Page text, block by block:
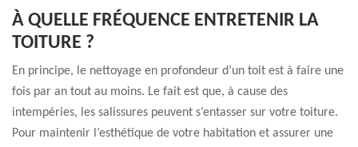
À QUELLE FRÉQUENCE ENTRETENIR LA
TOITURE ?
En principe, le nettoyage en profondeur d’un toit est à faire une
fois par an tout au moins. Le fait est que, à cause des
intempéries, les salissures peuvent s’entasser sur votre toiture.
Pour maintenir l’esthétique de votre habitation et assurer une